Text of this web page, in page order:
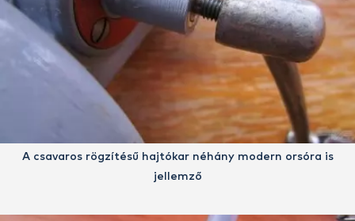
A csavaros rögzítésű hajtókar néhány modern orsóra is
jellemző